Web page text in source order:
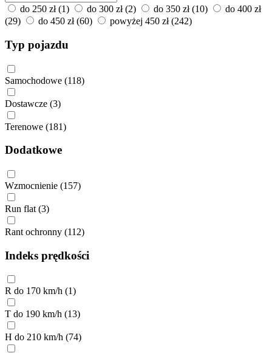
do 250 zł (1) do 300 zł (2) do 350 zł (10)
do 400 zł
(29)
do 450 zł (60) powyżej 450 zł (242)
Typ pojazdu
Samochodowe (118)
Dostawcze (3)
Terenowe (181)
Dodatkowe
Wzmocnienie (157)
Run flat (3)
Rant ochronny (112)
Indeks prędkości
R do 170 km/h (1)
T do 190 km/h (13)
H do 210 km/h (74)